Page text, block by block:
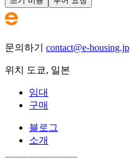
문의하기 contact@e-housing.jp
위치 도쿄, 일본
임대
구매
블로그
소개